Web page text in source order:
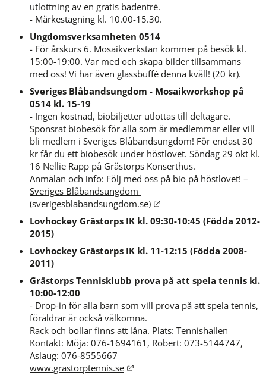
utlottning av en gratis badentré.
- Märkestagning kl. 10.00-15.30.
Ungdomsverksamheten 0514
- För årskurs 6. Mosaikverkstan kommer på besök kl.
15:00-19:00. Var med och skapa bilder tillsammans
med oss! Vi har även glassbuffé denna kväll! (20 kr).
Sveriges Blåbandsungdom - Mosaikworkshop på
0514 kl. 15-19
- Ingen kostnad, biobiljetter utlottas till deltagare.
Sponsrat biobesök för alla som är medlemmar eller vill
bli medlem i Sveriges Blåbandsungdom! För endast 30
kr får du ett biobesök under höstlovet. Söndag 29 okt kl.
16 Nellie Rapp på Grästorps Konserthus.
Anmälan och info: Följ med oss på bio på höstlovet! –
Sveriges Blåbandsungdom
(sverigesblabandsungdom.se)
Länk till annan
Lovhockey Grästorps IK kl. 09:30-10:45 (Födda 2012-
2015)
Lovhockey Grästorps IK kl. 11-12:15 (Födda 2008-
2011)
Grästorps Tennisklubb prova på att spela tennis kl.
10:00-12:00
- Drop-in för alla barn som vill prova på att spela tennis,
föräldrar är också välkomna.
Rack och bollar finns att låna. Plats: Tennishallen
Kontakt: Möja: 076-1694161, Robert: 073-5144747,
Aslaug: 076-8555667
www.grastorptennis.se
Länk till annan webbplats.